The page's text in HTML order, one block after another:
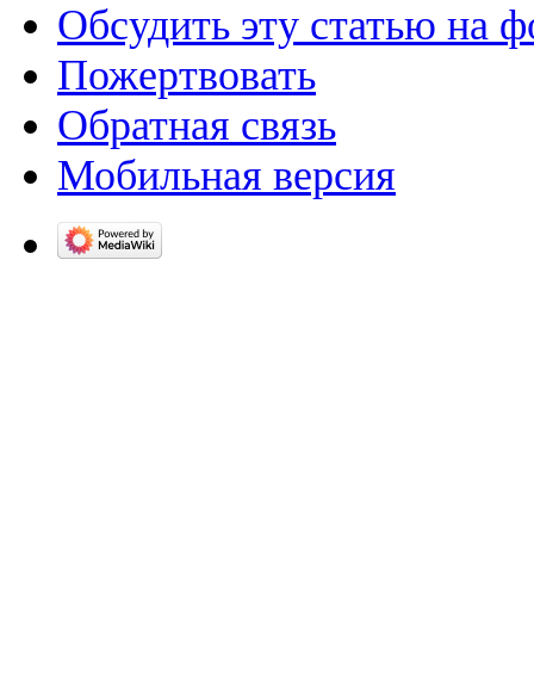
Обсудить эту статью на
Пожертвовать
Обратная связь
Мобильная версия